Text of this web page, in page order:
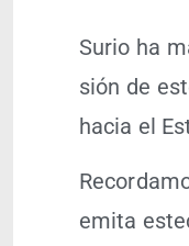
Surio ha
sión de
hacia el
emi­ta